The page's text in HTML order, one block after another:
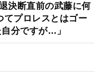
決断直前の武藤に何
てプロレスとはゴー
分ですが…」